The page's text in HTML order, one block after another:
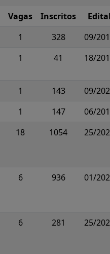
Vagas Inscritos
1 328
09/
1 41 18/
1 143
09/
1 147
06/
18 1054 25/
6 936 01/
6 281 25/